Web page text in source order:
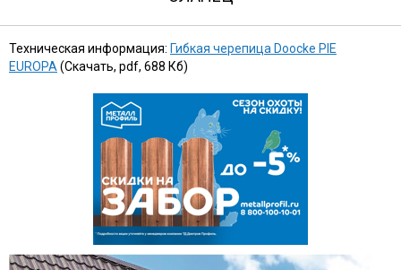
Техническая информация: Гибкая черепица Doocke PIE
EUROPA (Скачать, pdf, 688 Кб)